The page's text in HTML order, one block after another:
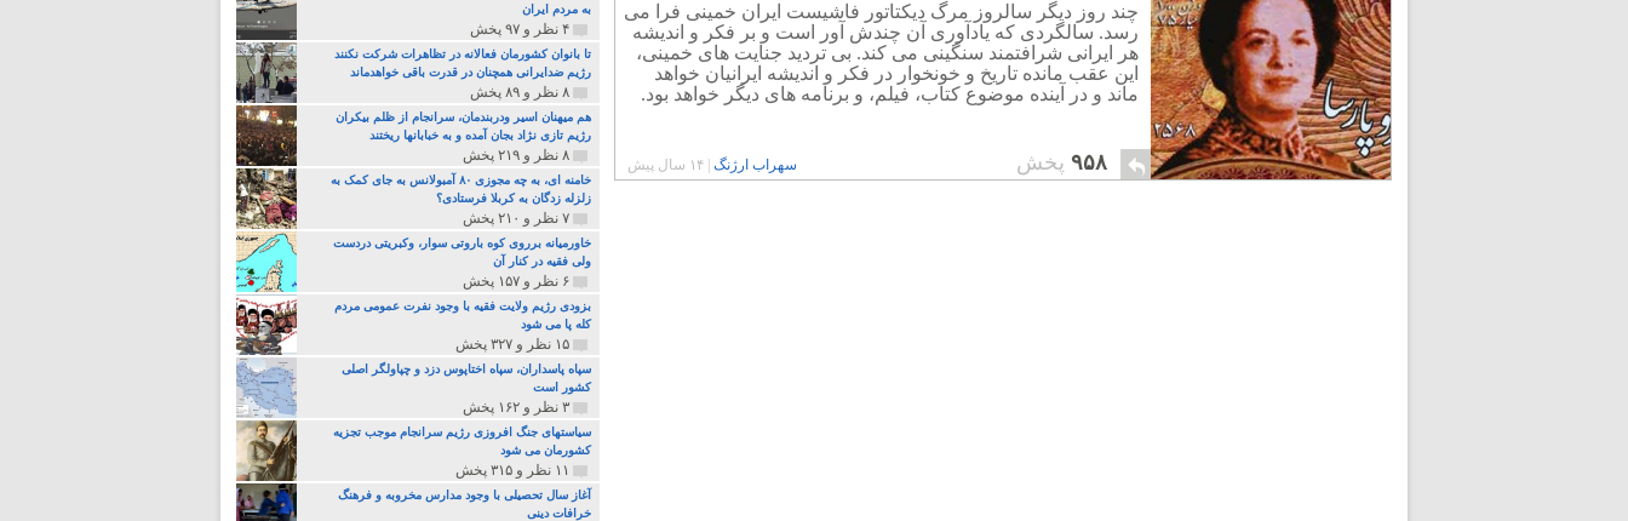
چند روز دیگر سالروز مرگ دیکتاتور فاشیست ایران خمینی فرا می
رسد. سالگردی که یادآوری آن چندش آور است و بر فکر و اندیشه
هر ایرانی شرافتمند سنگینی می کند. بی تردید جنایت های خمینی،
این عقب مانده تاریخ و خونخوار در فکر و اندیشه ایرانیان خواهد
ماند و در آینده موضوع کتاب، فیلم، و برنامه های دیگر خواهد بود.
۹۵۸ پخش سهراب ارژنگ ۱۴ سال پیش
به مردم ایران
۴ نظر و ۹۷ پخش
تا بانوان کشورمان فعالانه در تظاهرات شرکت نکنند
رژیم ضدایرانی همچنان در قدرت باقی خواهدماند
۸ نظر و ۸۹ پخش
هم میهنان اسیر ودربندمان، سرانجام از ظلم بیکران
رژیم تازی نژاد بجان آمده و به خبابانها ریختند
۸ نظر و ۲۱۹ پخش
خامنه ای، به چه مجوزی ۸۰ آمبولانس به جای کمک به
زلزله زدگان به کربلا فرستادی؟
۷ نظر و ۲۱۰ پخش
خاورمیانه برروی کوه باروتی سوار، وکبریتی دردست
ولی فقیه در کنار آن
۶ نظر و ۱۵۷ پخش
بزودی رژیم ولایت فقیه با وجود نفرت عمومی مردم
کله پا می شود
۱۵ نظر و ۳۲۷ پخش
سپاه پاسداران، سپاه اختاپوس دزد و چپاولگر اصلی
کشور است
۳ نظر و ۱۶۲ پخش
سیاستهای جنگ افروزی رژیم سرانجام موجب تجزیه
کشورمان می شود
۱۱ نظر و ۳۱۵ پخش
آغاز سال تحصیلی با وجود مدارس مخروبه و فرهنگ
خرافات دینی